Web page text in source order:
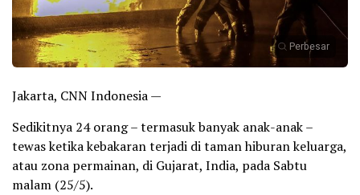
Perbesar
Jakarta, CNN Indonesia —
Sedikitnya 24 orang – termasuk banyak anak-anak –
tewas ketika kebakaran terjadi di taman hiburan keluarga,
atau zona permainan, di Gujarat, India, pada Sabtu
malam (25/5).